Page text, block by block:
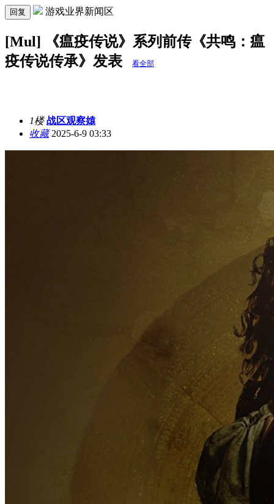
回复 游戏业界新闻区
[Mul] 《瘟疫传说》系列前传《共鸣：瘟
疫传说传承》发表
看全部
1楼 战区观察媴
收藏2025-6-9 03:33